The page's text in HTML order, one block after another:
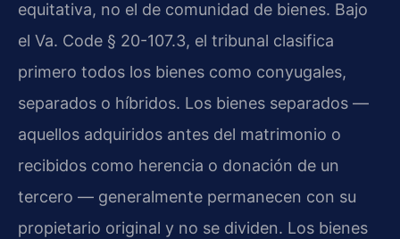
equitativa, no el de comunidad de bienes. Bajo
el Va. Code § 20-107.3, el tribunal clasifica
primero todos los bienes como conyugales,
separados o híbridos. Los bienes separados —
aquellos adquiridos antes del matrimonio o
recibidos como herencia o donación de un
tercero — generalmente permanecen con su
propietario original y no se dividen. Los bienes